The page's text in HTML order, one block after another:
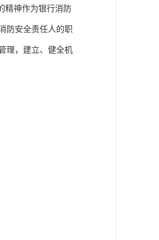
精神作为银行消防
防安全责任人的职
理，建立、健全机